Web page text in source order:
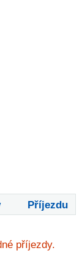
Příjezdu
příjezdy.